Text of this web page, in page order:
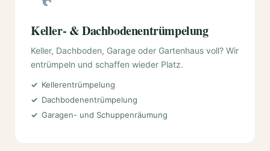
Keller- & Dachbodenentrümpelung
Keller, Dachboden, Garage oder Gartenhaus voll? Wir
entrümpeln und schaffen wieder Platz.
Kellerentrümpelung
Dachbodenentrümpelung
Garagen- und Schuppenräumung